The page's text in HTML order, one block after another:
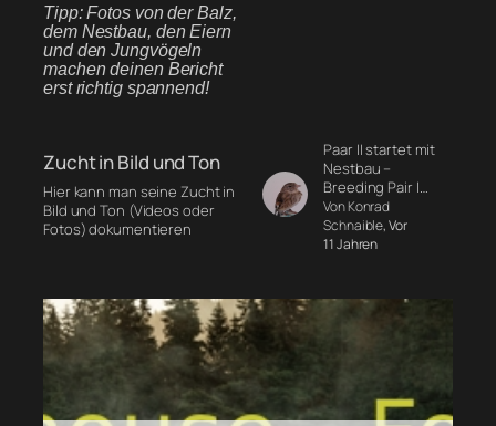
Tipp: Fotos von der Balz,
dem Nestbau, den Eiern
und den Jungvögeln
machen deinen Bericht
erst richtig spannend!
Zucht in Bild und Ton
Hier kann man seine Zucht in
Bild und Ton (Videos oder
Fotos) dokumentieren
Paar II startet mit
Nestbau –
Breeding Pair I…
Von Konrad
Schnaible, Vor
11 Jahren